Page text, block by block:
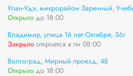
Улан-Удэ, микрорайон Заречный,
Открыто до 18:00
Владимир, улица 16 лет Октября, 36г
Закрыто откроется в пн 08:00
Волгоград, Мирный проезд, 4Б
Открыто до 18:00